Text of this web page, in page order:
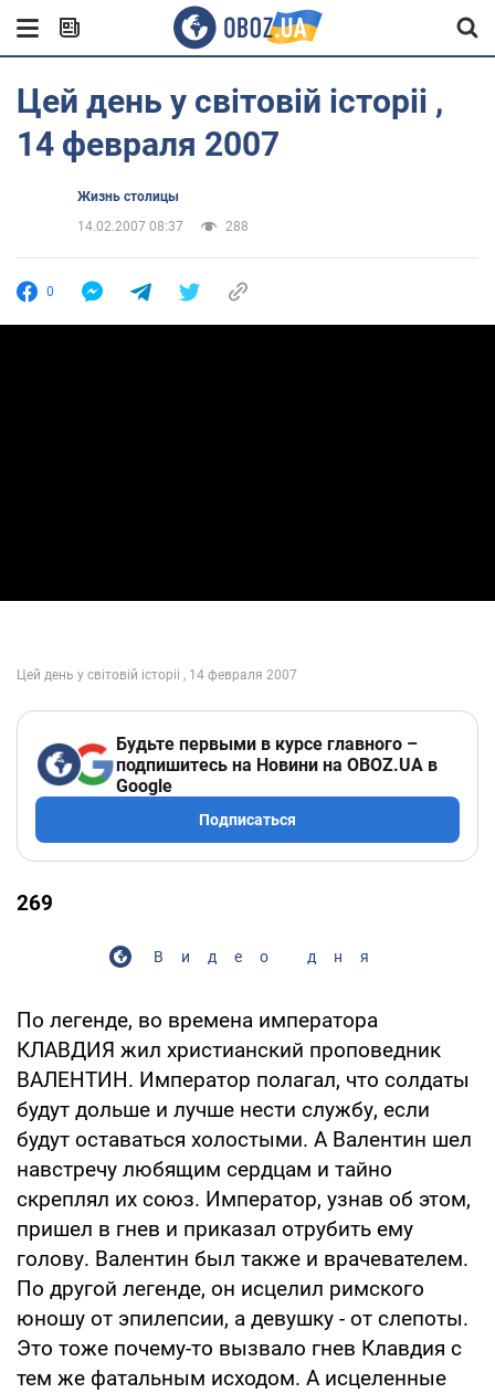
Цей день у світовій історіі ,
14 февраля 2007
Жизнь столицы
14.02.2007 08:37
288
0
Будьте первыми в курсе главного –
подпишитесь на Новини на OBOZ.UA в
Google
Подписаться
269
Видео дня
По легенде, во времена императора
КЛАВДИЯ жил христианский проповедник
ВАЛЕНТИН. Император полагал, что солдаты
будут дольше и лучше нести службу, если
будут оставаться холостыми. А Валентин шел
навстречу любящим сердцам и тайно
скреплял их союз. Император, узнав об этом,
пришел в гнев и приказал отрубить ему
голову. Валентин был также и врачевателем.
По другой легенде, он исцелил римского
юношу от эпилепсии, а девушку - от слепоты.
Это тоже почему-то вызвало гнев Клавдия с
тем же фатальным исходом. А исцеленные